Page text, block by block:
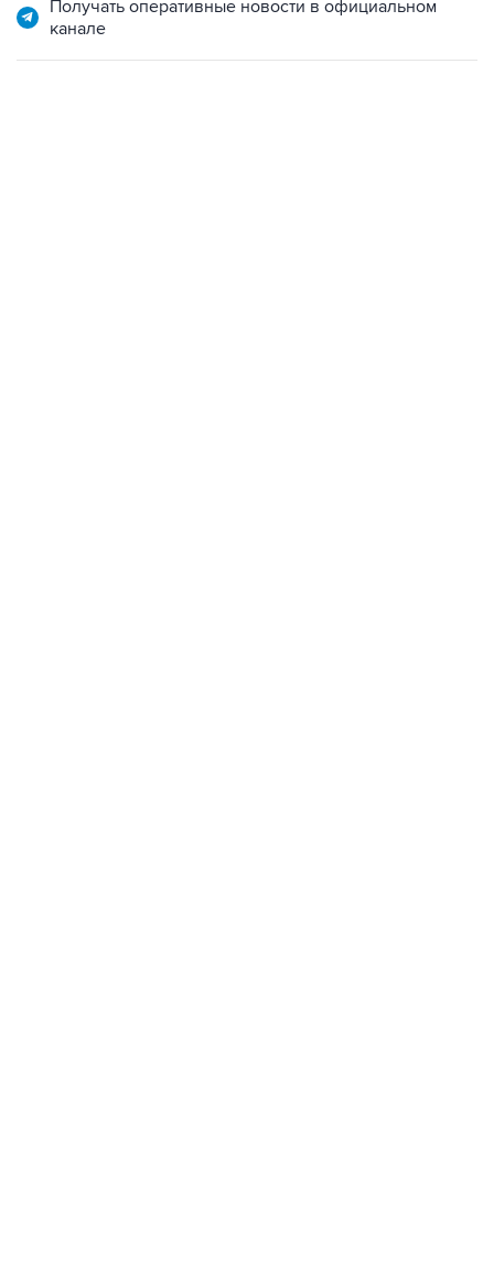
Получать оперативные новости в официальном
канале